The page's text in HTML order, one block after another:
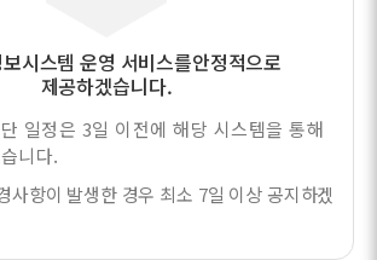
시스템 운영 서비스를안정적으로
제공하겠습니다.
일정은 3일 이전에 해당 시스템을 통해
니다.
사항이 발생한 경우 최소 7일 이상 공지하겠